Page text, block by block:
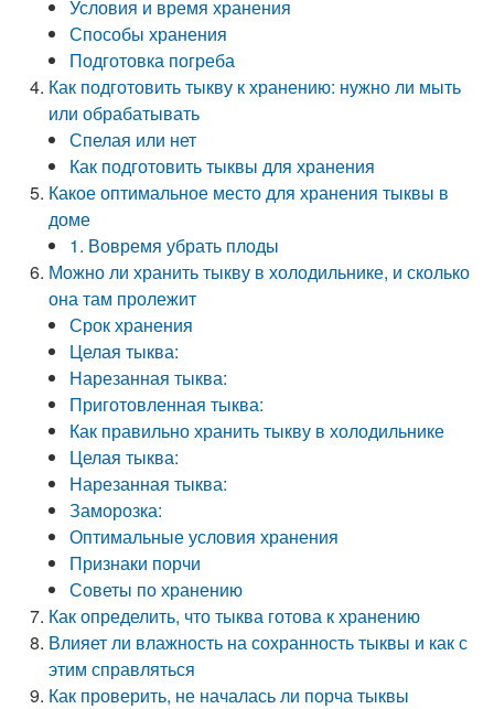
Условия и время хранения
Способы хранения
Подготовка погреба
Как подготовить тыкву к хранению: нужно ли мыть
или обрабатывать
Спелая или нет
Как подготовить тыквы для хранения
Какое оптимальное место для хранения тыквы в
доме
1. Вовремя убрать плоды
Можно ли хранить тыкву в холодильнике, и сколько
она там пролежит
Срок хранения
Целая тыква:
Нарезанная тыква:
Приготовленная тыква:
Как правильно хранить тыкву в холодильнике
Целая тыква:
Нарезанная тыква:
Заморозка:
Оптимальные условия хранения
Признаки порчи
Советы по хранению
Как определить, что тыква готова к хранению
Влияет ли влажность на сохранность тыквы и как с
этим справляться
Как проверить, не началась ли порча тыквы